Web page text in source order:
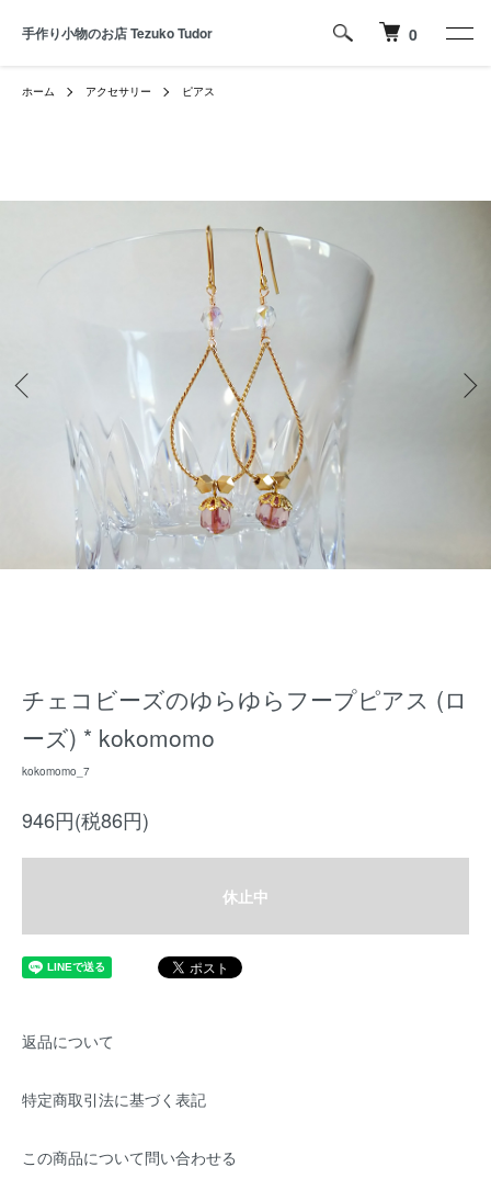
手作り小物のお店 Tezuko Tudor 0
ホーム アクセサリー ピアス
チェコビーズのゆらゆらフープピアス (ロ
ーズ) * kokomomo
kokomomo_7
946円(税86円)
休止中
返品について
特定商取引法に基づく表記
この商品について問い合わせる